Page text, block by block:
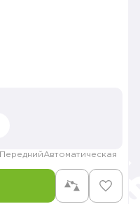
ПереднийАвтоматическая